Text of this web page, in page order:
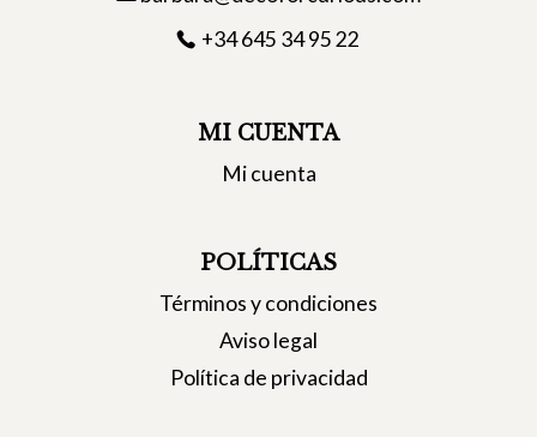
+34 645 34 95 22
MI CUENTA
Mi cuenta
POLÍTICAS
Términos y condiciones
Aviso legal
Política de privacidad